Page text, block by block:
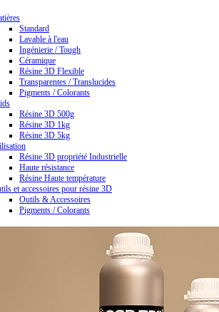
Standard
Lavable à l'eau
Ingénierie / Tough
Céramique
Résine 3D Flexible
Transparentes / Translucides
Pigments / Colorants
Résine 3D 500g
Résine 3D 1kg
Résine 3D 5kg
Résine 3D propriété Industrielle
Haute résistance
Résine Haute température
et accessoires pour résine 3D
Outils & Accessoires
Pigments / Colorants